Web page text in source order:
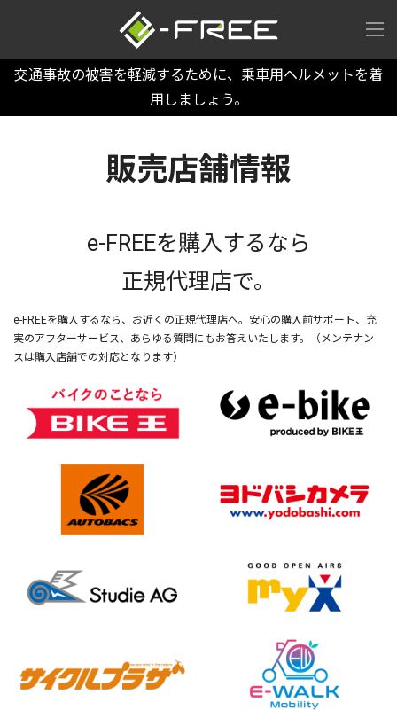
交通事故の被害を軽減するために、乗車用ヘルメットを着
用しましょう。
販売店舗情報
e-FREEを購入するなら
正規代理店で。
e-FREEを購入するなら、お近くの正規代理店へ。安心の購入前サポート、充
実のアフターサービス、あらゆる質問にもお答えいたします。（メンテナン
スは購入店舗での対応となります）